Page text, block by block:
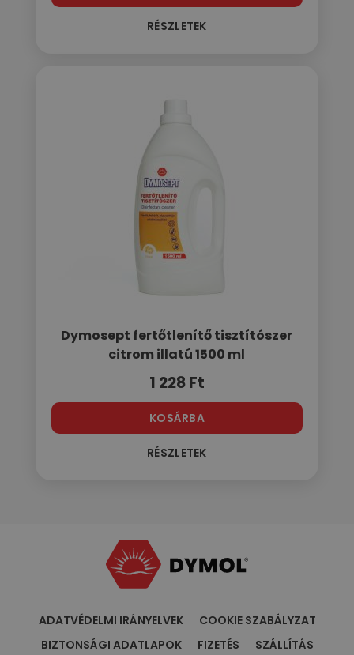
RÉSZLETEK
Dymosept fertőtlenítő tisztítószer
citrom illatú 1500 ml
1 228Ft
KOSÁRBA
RÉSZLETEK
ADATVÉDELMI IRÁNYELVEK
COOKIE SZABÁLYZAT
BIZTONSÁGI ADATLAPOK
FIZETÉS SZÁLLÍTÁS